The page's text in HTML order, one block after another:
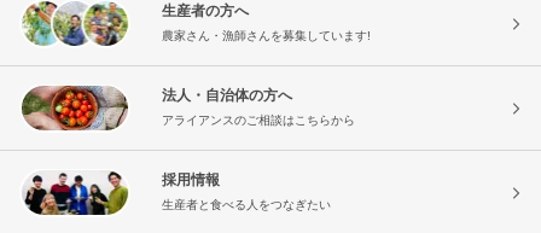
生産者の方へ
農家さん・漁師さんを募集しています!
法人・自治体の方へ
アライアンスのご相談はこちらから
採用情報
生産者と食べる人をつなぎたい